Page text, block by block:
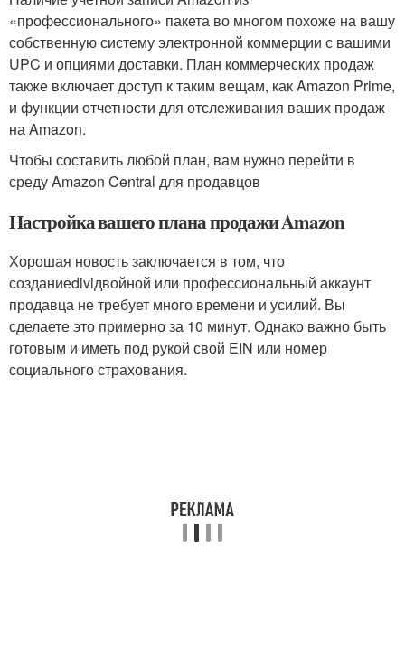
«профессионального» пакета во многом похоже на вашу
собственную систему электронной коммерции с вашими
UPC и опциями доставки. План коммерческих продаж
также включает доступ к таким вещам, как Amazon Prime,
и функции отчетности для отслеживания ваших продаж
на Amazon.
Чтобы составить любой план, вам нужно перейти в
среду Amazon Central для продавцов
Настройка вашего плана продажи Amazon
Хорошая новость заключается в том, что
созданиеdiviдвойной или профессиональный аккаунт
продавца не требует много времени и усилий. Вы
сделаете это примерно за 10 минут. Однако важно быть
готовым и иметь под рукой свой EIN или номер
социального страхования.